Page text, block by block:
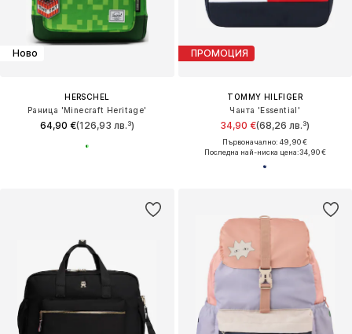
Ново
HERSCHEL
Раница 'Minecraft Heritage'
64,90 €(126,93 лв.³)
ПРОМОЦИЯ
TOMMY HILFIGER
Чанта 'Essential'
34,90 €(68,26 лв.³)
Първоначално: 49,90 €
Последна най-ниска цена:34,90 €